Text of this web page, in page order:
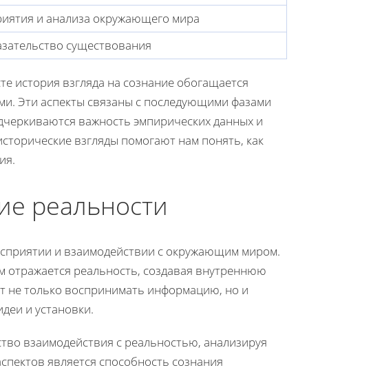
и анализа окружающего мира
существования
история взгляда на сознание обогащается
Эти аспекты связаны с последующими фазами
важность эмпирических данных и
взгляды помогают нам понять, как
реальности
и взаимодействии с окружающим миром.
отражается реальность, создавая внутреннюю
не только воспринимать информацию, но и
и установки.
взаимодействия с реальностью, анализируя
является способность сознания